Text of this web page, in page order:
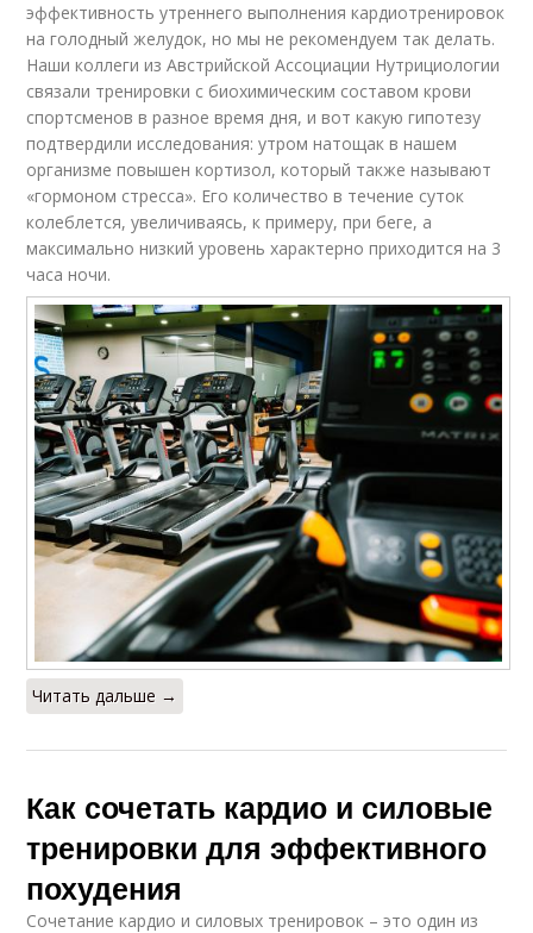
эффективность утреннего выполнения кардиотренировок
на голодный желудок, но мы не рекомендуем так делать.
Наши коллеги из Австрийской Ассоциации Нутрициологии
связали тренировки с биохимическим составом крови
спортсменов в разное время дня, и вот какую гипотезу
подтвердили исследования: утром натощак в нашем
организме повышен кортизол, который также называют
«гормоном стресса». Его количество в течение суток
колеблется, увеличиваясь, к примеру, при беге, а
максимально низкий уровень характерно приходится на 3
часа ночи.
Читать дальше →
Как сочетать кардио и силовые
тренировки для эффективного
похудения
Сочетание кардио и силовых тренировок – это один из